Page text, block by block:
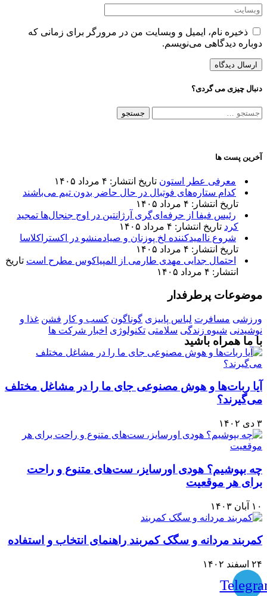
ذخیره نام، ایمیل و وبسایت من در مرورگر برای زمانی که
دوباره دیدگاهی می‌نویسم.
دنبال چیزی می گردی؟
جستجو
آخرین پست ها
معرفی عطر استون تاریخ انتشار: ۴ مرداد ۱۴۰۵
کدام ستاره‌های فوتبال در حال حاضر بدون تیم می‌باشند
تاریخ انتشار: ۴ مرداد ۱۴۰۵
رئیس فیفا از حرفه‌ای‌گری آرژانتین در اوج جنجال‌ها تمجید
کرد تاریخ انتشار: ۴ مرداد ۱۴۰۵
شروع ناامیدکننده لخ پوزنان و صیادمنشو در اکستراکلاسا
تاریخ انتشار: ۴ مرداد ۱۴۰۵
احتمال جدایی مهدی طارمی از المپیاکوس مطرح است تاریخ
انتشار: ۴ مرداد ۱۴۰۵
موضوعات پرطرفدار
ورزشی مسافرت لباس پاییزی گوناگون کسب و کار فشن غذا و
نوشیدنی شیوه زندگی سلامتی تکنولوژی اخبار شرکت ها
با ما همراه باشید
آیا ربات‌ها و هوش مصنوعی جای ما را در مشاغل مختلف
می‌گیرند؟
۳ دی ۱۴۰۲
چه بپوشیم؟ هودی اورسایز، ست‌های متنوع و راحت
برای هر موقعیت
۱۰ آبان ۱۴۰۳
کمربند مردانه و سگک کمربند راهنمای انتخاب و استفاده
۲۴ اسفند ۱۴۰۲